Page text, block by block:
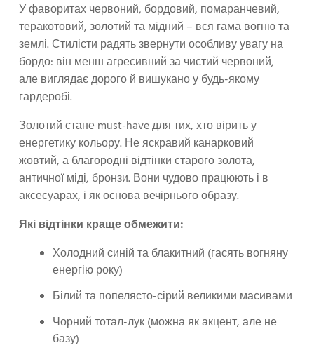
У фаворитах червоний, бордовий, помаранчевий,
теракотовий, золотий та мідний – вся гама вогню та
землі. Стилісти радять звернути особливу увагу на
бордо: він менш агресивний за чистий червоний,
але виглядає дорого й вишукано у будь-якому
гардеробі.
Золотий стане must-have для тих, хто вірить у
енергетику кольору. Не яскравий канарковий
жовтий, а благородні відтінки старого золота,
античної міді, бронзи. Вони чудово працюють і в
аксесуарах, і як основа вечірнього образу.
Які відтінки краще обмежити:
Холодний синій та блакитний (гасять вогняну
енергію року)
Білий та попелясто-сірий великими масивами
Чорний тотал-лук (можна як акцент, але не
базу)